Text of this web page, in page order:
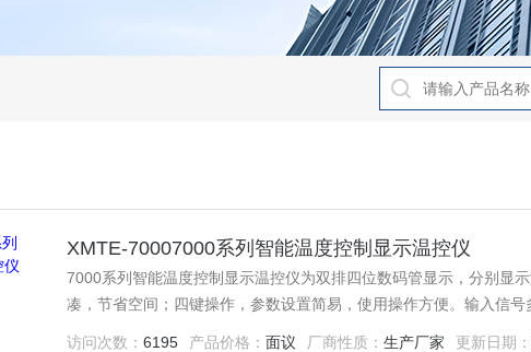
XMTE-70007000系列智能温度控制显示温控仪
7000系列智能温度控制显示温控仪为双排四位数码管显示，分别显
凑，节省空间；四键操作，参数设置简易，使用操作方便。输入信
访问次数：6195 产品价格：面议 厂商性质：生产厂家 更新日期：